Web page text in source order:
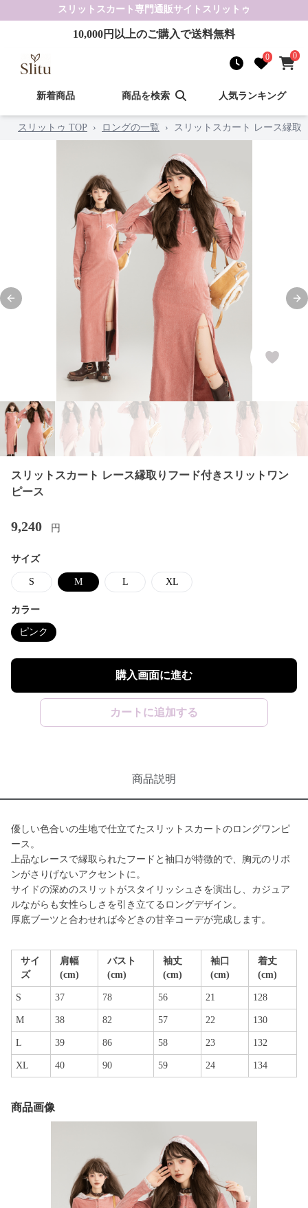
スリットスカート 専門通販サイト スリットゥ
10,000円以上のご購入で送料無料
0 0
新着商品 商品を検索 人気ランキング
スリットゥ TOP › ロングの一覧 › スリットスカート レース縁取
Previous slide
スリットスカート レース縁取りフード付きスリットワン
ピース
9,240 円
サイズ
S M L XL
カラー
ピンク
購入画面に進む
カートに追加する
商品説明
優しい色合いの生地で仕立てたスリットスカートのロングワンピ
ース。
上品なレースで縁取られたフードと袖口が特徴的で、胸元のリボ
ンがさりげないアクセントに。
サイドの深めのスリットがスタイリッシュさを演出し、カジュア
ルながらも女性らしさを引き立てるロングデザイン。
厚底ブーツと合わせれば今どきの甘辛コーデが完成します。
サイ
ズ
肩幅
(cm)
バスト
(cm)
袖丈
(cm)
袖口
(cm)
着丈
(cm)
S 37 78 56 21 128
M 38 82 57 22 130
L 39 86 58 23 132
XL 40 90 59 24 134
商品画像